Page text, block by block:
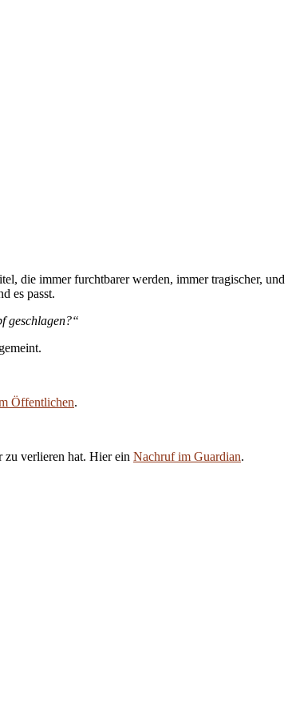
die immer furchtbarer werden, immer tragischer,
es passt.
geschlagen?“
Öffentlichen.
zu verlieren hat. Hier ein Nachruf im Guardian.